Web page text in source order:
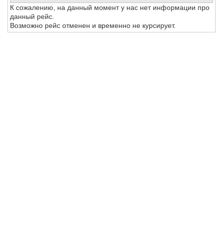
К сожалению, на данный момент у нас нет информации про
данный рейс.
Возможно рейс отменен и временно не курсирует.